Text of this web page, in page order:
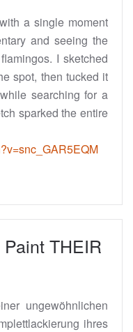
a single moment
and seeing the
I sketched
spot, then tucked it
searching for a
sparked the entire
THEIR
ungewöhnlichen
ihres